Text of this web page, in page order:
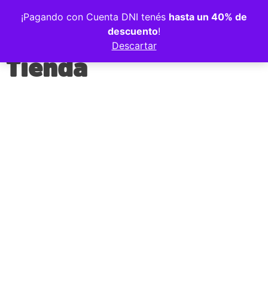
¡Pagando con Cuenta DNI tenés hasta un 40% de
descuento!
Descartar
Volver a la tienda
Tienda